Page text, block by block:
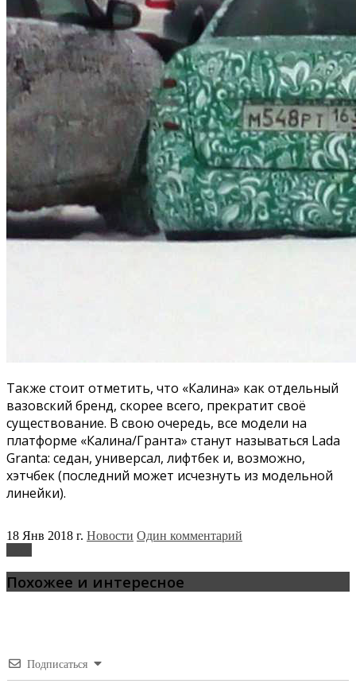
Также стоит отметить, что «Калина» как отдельный
вазовский бренд, скорее всего, прекратит своё
существование. В свою очередь, все модели на
платформе «Калина/Гранта» станут называться Lada
Granta: седан, универсал, лифтбек и, возможно,
хэтчбек (последний может исчезнуть из модельной
линейки).
18 Янв 2018 г. Новости Один комментарий
Похожее и интересное
Подписаться